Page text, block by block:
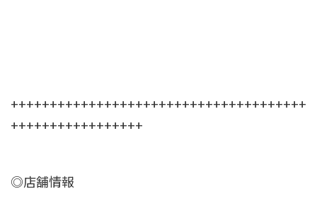
++++++++++++++++++++++++++++++++++++++
+++++++++++++++++
◎店舗情報